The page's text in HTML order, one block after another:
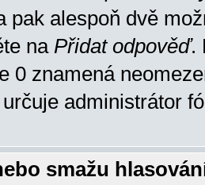
pak alespoň dvě
na Přidat odpověď.
0 znamená
administrátor
smažu